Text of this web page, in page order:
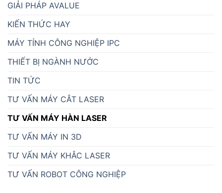
GIẢI PHÁP AVALUE
KIẾN THỨC HAY
MÁY TÍNH CÔNG NGHIỆP IPC
THIẾT BỊ NGÀNH NƯỚC
TIN TỨC
TƯ VẤN MÁY CẮT LASER
TƯ VẤN MÁY HÀN LASER
TƯ VẤN MÁY IN 3D
TƯ VẤN MÁY KHẮC LASER
TƯ VẤN ROBOT CÔNG NGHIỆP